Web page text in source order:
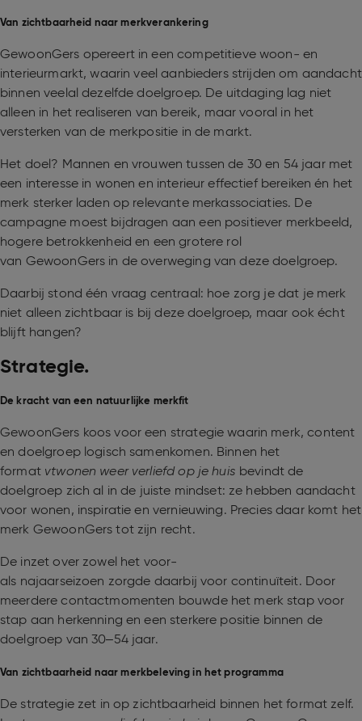
Van zichtbaarheid naar merkverankering
GewoonGers opereert in een competitieve woon- en
interieurmarkt, waarin veel aanbieders strijden om aandacht
binnen veelal dezelfde doelgroep. De uitdaging lag niet
alleen in het realiseren van bereik, maar vooral in het
versterken van de merkpositie in de markt.
Het doel? Mannen en vrouwen tussen de 30 en 54 jaar met
een interesse in wonen en interieur effectief bereiken én het
merk sterker laden op relevante merkassociaties. De
campagne moest bijdragen aan een positiever merkbeeld,
hogere betrokkenheid en een grotere rol
van GewoonGers in de overweging van deze doelgroep.
Daarbij stond één vraag centraal: hoe zorg je dat je merk
niet alleen zichtbaar is bij deze doelgroep, maar ook écht
blijft hangen?
Strategie.
De kracht van een natuurlijke merkfit
GewoonGers koos voor een strategie waarin merk, content
en doelgroep logisch samenkomen. Binnen het
format vtwonen weer verliefd op je huis bevindt de
doelgroep zich al in de juiste mindset: ze hebben aandacht
voor wonen, inspiratie en vernieuwing. Precies daar komt het
merk GewoonGers tot zijn recht.
De inzet over zowel het voor-
als najaarseizoen zorgde daarbij voor continuïteit. Door
meerdere contactmomenten bouwde het merk stap voor
stap aan herkenning en een sterkere positie binnen de
doelgroep van 30–54 jaar.
Van zichtbaarheid naar merkbeleving in het programma
De strategie zet in op zichtbaarheid binnen het format zelf.